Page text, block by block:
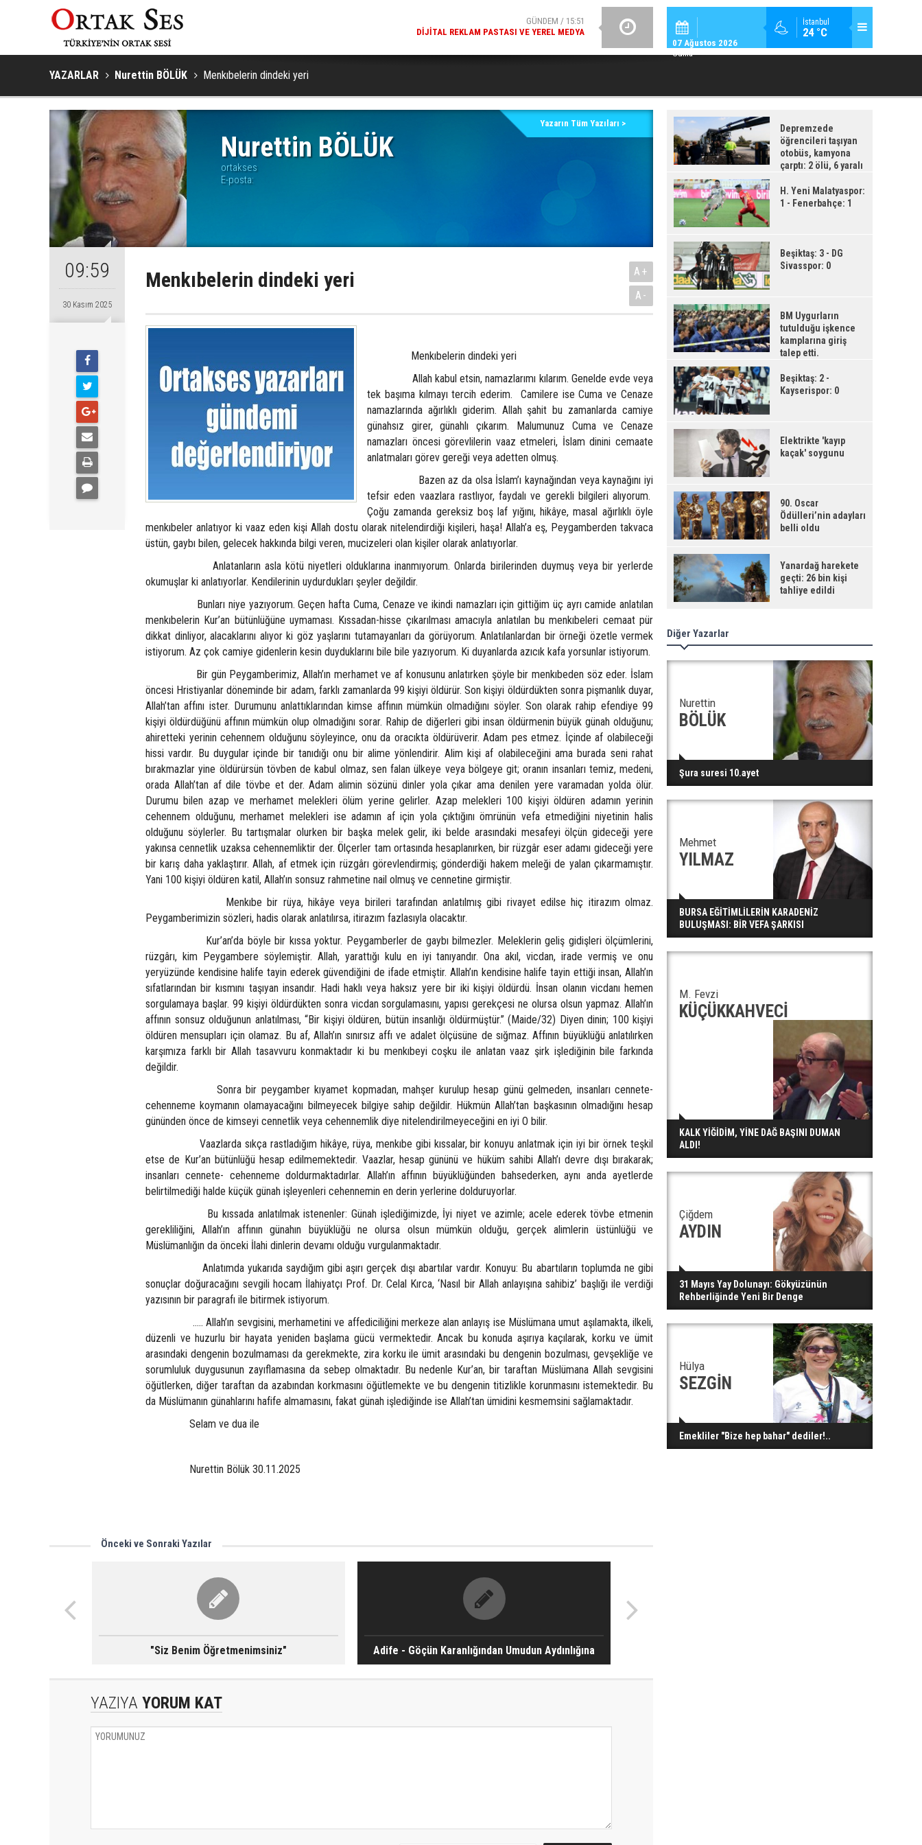
İstanbul
24 °C
07 Ağustos 2026
Cuma
GÜNDEM / 15:51
DIJITAL REKLAM PASTASI VE YEREL MEDYA
YAD’DAN YENIDEN ALEVLENEN “ÇÖZÜM SÜRECI”NE ÇOK SERT
YAZARLAR Nurettin BÖLÜK Menkıbelerin dindeki yeri
Nurettin BÖLÜK
ortakses
E-posta:
Yazarın Tüm Yazıları >
09:59
30 Kasım 2025
Menkıbelerin dindeki yeri
A+
A-
Menkıbelerin dindeki yeri
Allah kabul etsin, namazlarımı kılarım. Genelde evde veya
tek başıma kılmayı tercih ederim. Camilere ise Cuma ve Cenaze
namazlarında ağırlıklı giderim. Allah şahit bu zamanlarda camiye
günahsız girer, günahlı çıkarım. Malumunuz Cuma ve Cenaze
namazları öncesi görevlilerin vaaz etmeleri, İslam dinini cemaate
anlatmaları görev gereği veya adetten olmuş.
Bazen az da olsa İslam’ı kaynağından veya kaynağını iyi
tefsir eden vaazlara rastlıyor, faydalı ve gerekli bilgileri alıyorum.
Çoğu zamanda gereksiz boş laf yığını, hikâye, masal ağırlıklı öyle
menkıbeler anlatıyor ki vaaz eden kişi Allah dostu olarak nitelendirdiği kişileri, haşa! Allah’a eş, Peygamberden takvaca
üstün, gaybı bilen, gelecek hakkında bilgi veren, mucizeleri olan kişiler olarak anlatıyorlar.
Anlatanların asla kötü niyetleri olduklarına inanmıyorum. Onlarda birilerinden duymuş veya bir yerlerde
okumuşlar ki anlatıyorlar. Kendilerinin uydurdukları şeyler değildir.
Bunları niye yazıyorum. Geçen hafta Cuma, Cenaze ve ikindi namazları için gittiğim üç ayrı camide anlatılan
menkıbelerin Kur’an bütünlüğüne uymaması. Kıssadan-hisse çıkarılması amacıyla anlatılan bu menkıbeleri cemaat pür
dikkat dinliyor, alacaklarını alıyor ki göz yaşlarını tutamayanları da görüyorum. Anlatılanlardan bir örneği özetle vermek
istiyorum. Az çok camiye gidenlerin kesin duyduklarını bile bile yazıyorum. Ki duyanlarda azıcık kafa yorsunlar istiyorum.
Bir gün Peygamberimiz, Allah’ın merhamet ve af konusunu anlatırken şöyle bir menkıbeden söz eder. İslam
öncesi Hristiyanlar döneminde bir adam, farklı zamanlarda 99 kişiyi öldürür. Son kişiyi öldürdükten sonra pişmanlık duyar,
Allah’tan affını ister. Durumunu anlattıklarından kimse affının mümkün olmadığını söyler. Son olarak rahip efendiye 99
kişiyi öldürdüğünü affının mümkün olup olmadığını sorar. Rahip de diğerleri gibi insan öldürmenin büyük günah olduğunu;
ahiretteki yerinin cehennem olduğunu söyleyince, onu da oracıkta öldürüverir. Adam pes etmez. İçinde af olabileceği
hissi vardır. Bu duygular içinde bir tanıdığı onu bir alime yönlendirir. Alim kişi af olabileceğini ama burada seni rahat
bırakmazlar yine öldürürsün tövben de kabul olmaz, sen falan ülkeye veya bölgeye git; oranın insanları temiz, medeni,
orada Allah’tan af dile tövbe et der. Adam alimin sözünü dinler yola çıkar ama denilen yere varamadan yolda ölür.
Durumu bilen azap ve merhamet melekleri ölüm yerine gelirler. Azap melekleri 100 kişiyi öldüren adamın yerinin
cehennem olduğunu, merhamet melekleri ise adamın af için yola çıktığını ömrünün vefa etmediğini niyetinin halis
olduğunu söylerler. Bu tartışmalar olurken bir başka melek gelir, iki belde arasındaki mesafeyi ölçün gideceği yere
yakınsa cennetlik uzaksa cehennemliktir der. Ölçerler tam ortasında hesaplanırken, bir rüzgâr eser adamı gideceği yere
bir karış daha yaklaştırır. Allah, af etmek için rüzgârı görevlendirmiş; gönderdiği hakem meleği de yalan çıkarmamıştır.
Yani 100 kişiyi öldüren katil, Allah’ın sonsuz rahmetine nail olmuş ve cennetine girmiştir.
Menkıbe bir rüya, hikâye veya birileri tarafından anlatılmış gibi rivayet edilse hiç itirazım olmaz.
Peygamberimizin sözleri, hadis olarak anlatılırsa, itirazım fazlasıyla olacaktır.
Kur’an’da böyle bir kıssa yoktur. Peygamberler de gaybı bilmezler. Meleklerin geliş gidişleri ölçümlerini,
rüzgârı, kim Peygambere söylemiştir. Allah, yarattığı kulu en iyi tanıyandır. Ona akıl, vicdan, irade vermiş ve onu
yeryüzünde kendisine halife tayin ederek güvendiğini de ifade etmiştir. Allah’ın kendisine halife tayin ettiği insan, Allah’ın
sıfatlarından bir kısmını taşıyan insandır. Hadi haklı veya haksız yere bir iki kişiyi öldürdü. İnsan olanın vicdanı hemen
sorgulamaya başlar. 99 kişiyi öldürdükten sonra vicdan sorgulamasını, yapısı gerekçesi ne olursa olsun yapmaz. Allah’ın
affının sonsuz olduğunun anlatılması, “Bir kişiyi öldüren, bütün insanlığı öldürmüştür.” (Maide/32) Diyen dinin; 100 kişiyi
öldüren mensupları için olamaz. Bu af, Allah’ın sınırsız affı ve adalet ölçüsüne de sığmaz. Affının büyüklüğü anlatılırken
karşımıza farklı bir Allah tasavvuru konmaktadır ki bu menkıbeyi coşku ile anlatan vaaz şirk işlediğinin bile farkında
değildir.
Sonra bir peygamber kıyamet kopmadan, mahşer kurulup hesap günü gelmeden, insanları cennete-
cehenneme koymanın olamayacağını bilmeyecek bilgiye sahip değildir. Hükmün Allah’tan başkasının olmadığını hesap
gününden önce de kimseyi cennetlik veya cehennemlik diye nitelendirilmeyeceğini en iyi O bilir.
Vaazlarda sıkça rastladığım hikâye, rüya, menkıbe gibi kıssalar, bir konuyu anlatmak için iyi bir örnek teşkil
etse de Kur’an bütünlüğü hesap edilmemektedir. Vaazlar, hesap gününü ve hüküm sahibi Allah’ı devre dışı bırakarak;
insanları cennete- cehenneme doldurmaktadırlar. Allah’ın affının büyüklüğünden bahsederken, aynı anda ayetlerde
belirtilmediği halde küçük günah işleyenleri cehennemin en derin yerlerine dolduruyorlar.
Bu kıssada anlatılmak istenenler: Günah işlediğimizde, İyi niyet ve azimle; acele ederek tövbe etmenin
gerekliliğini, Allah’ın affının günahın büyüklüğü ne olursa olsun mümkün olduğu, gerçek alimlerin üstünlüğü ve
Müslümanlığın da önceki İlahi dinlerin devamı olduğu vurgulanmaktadır.
Anlatımda yukarıda saydığım gibi aşırı gerçek dışı abartılar vardır. Konuyu: Bu abartıların toplumda ne gibi
sonuçlar doğuracağını sevgili hocam İlahiyatçı Prof. Dr. Celal Kırca, ‘Nasıl bir Allah anlayışına sahibiz’ başlığı ile verdiği
yazısının bir paragrafı ile bitirmek istiyorum.
….. Allah’ın sevgisini, merhametini ve affediciliğini merkeze alan anlayış ise Müslümana umut aşılamakta, ilkeli,
düzenli ve huzurlu bir hayata yeniden başlama gücü vermektedir. Ancak bu konuda aşırıya kaçılarak, korku ve ümit
arasındaki dengenin bozulmaması da gerekmekte, zira korku ile ümit arasındaki bu dengenin bozulması, gevşekliğe ve
sorumluluk duygusunun zayıflamasına da sebep olmaktadır. Bu nedenle Kur’an, bir taraftan Müslümana Allah sevgisini
öğütlerken, diğer taraftan da azabından korkmasını öğütlemekte ve bu dengenin titizlikle korunmasını istemektedir. Bu
da Müslümanın günahlarını hafife almamasını, fakat günah işlediğinde ise Allah’tan ümidini kesmemsini sağlamaktadır.
Selam ve dua ile
Nurettin Bölük 30.11.2025
Önceki ve Sonraki Yazılar
"Siz Benim Öğretmenimsiniz" Adife - Göçün Karanlığından Umudun Aydınlığına
YAZIYA YORUM KAT
Depremzede
öğrencileri taşıyan
otobüs, kamyona
çarptı: 2 ölü, 6 yaralı
H. Yeni Malatyaspor:
1 - Fenerbahçe: 1
Beşiktaş: 3 - DG
Sivasspor: 0
BM Uygurların
tutulduğu işkence
kamplarına giriş
talep etti.
Beşiktaş: 2 -
Kayserispor: 0
Elektrikte 'kayıp
kaçak' soygunu
90. Oscar
Ödülleri’nin adayları
belli oldu
Yanardağ harekete
geçti: 26 bin kişi
tahliye edildi
Diğer Yazarlar
Nurettin
BÖLÜK
Şura suresi 10.ayet
Mehmet
YILMAZ
BURSA EĞİTİMLİLERİN KARADENİZ
BULUŞMASI: BİR VEFA ŞARKISI
M. Fevzi
KÜÇÜKKAHVECİ
KALK YİĞİDİM, YİNE DAĞ BAŞINI DUMAN
ALDI!
Çiğdem
AYDIN
31 Mayıs Yay Dolunayı: Gökyüzünün
Rehberliğinde Yeni Bir Denge
Hülya
SEZGİN
Emekliler "Bize hep bahar" dediler!..